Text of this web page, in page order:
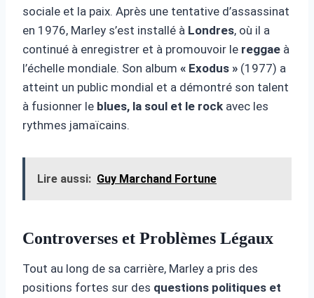
sociale et la paix. Après une tentative d’assassinat
en 1976, Marley s’est installé à Londres, où il a
continué à enregistrer et à promouvoir le reggae à
l’échelle mondiale. Son album « Exodus » (1977) a
atteint un public mondial et a démontré son talent
à fusionner le blues, la soul et le rock avec les
rythmes jamaïcains.
Lire aussi: Guy Marchand Fortune
Controverses et Problèmes Légaux
Tout au long de sa carrière, Marley a pris des
positions fortes sur des questions politiques et